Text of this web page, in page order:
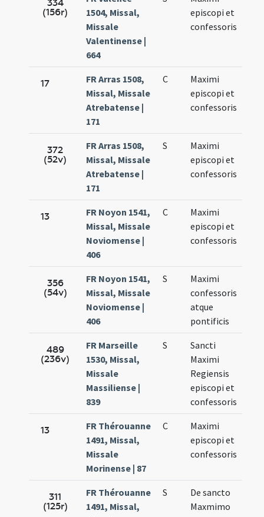
334
(156r)
1504, Missal,
Missale
Valentinense |
664
episcopi et
confessoris
17
FR Arras 1508,
Missal, Missale
Atrebatense |
171
C
Maximi
episcopi et
confessoris
372
(52v)
FR Arras 1508,
Missal, Missale
Atrebatense |
171
S
Maximi
episcopi et
confessoris
13
FR Noyon 1541,
Missal, Missale
Noviomense |
406
C
Maximi
episcopi et
confessoris
356
(54v)
FR Noyon 1541,
Missal, Missale
Noviomense |
406
S
Maximi
confessoris
atque
pontificis
489
(236v)
FR Marseille
1530, Missal,
Missale
Massiliense |
839
S
Sancti
Maximi
Regiensis
episcopi et
confessoris
13
FR Thérouanne
1491, Missal,
Missale
Morinense | 87
C
Maximi
episcopi et
confessoris
311
(125r)
FR Thérouanne
1491, Missal,
S
De sancto
Maxmimo